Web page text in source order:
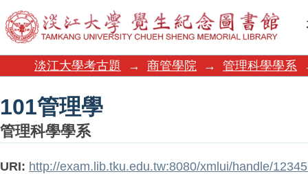
101管理學
淡江大學考古題 → 商管學院 → 管理科學學系
101管理學
管理科學學系
URI: http://exam.lib.tku.edu.tw:8080/xmlui/handle/